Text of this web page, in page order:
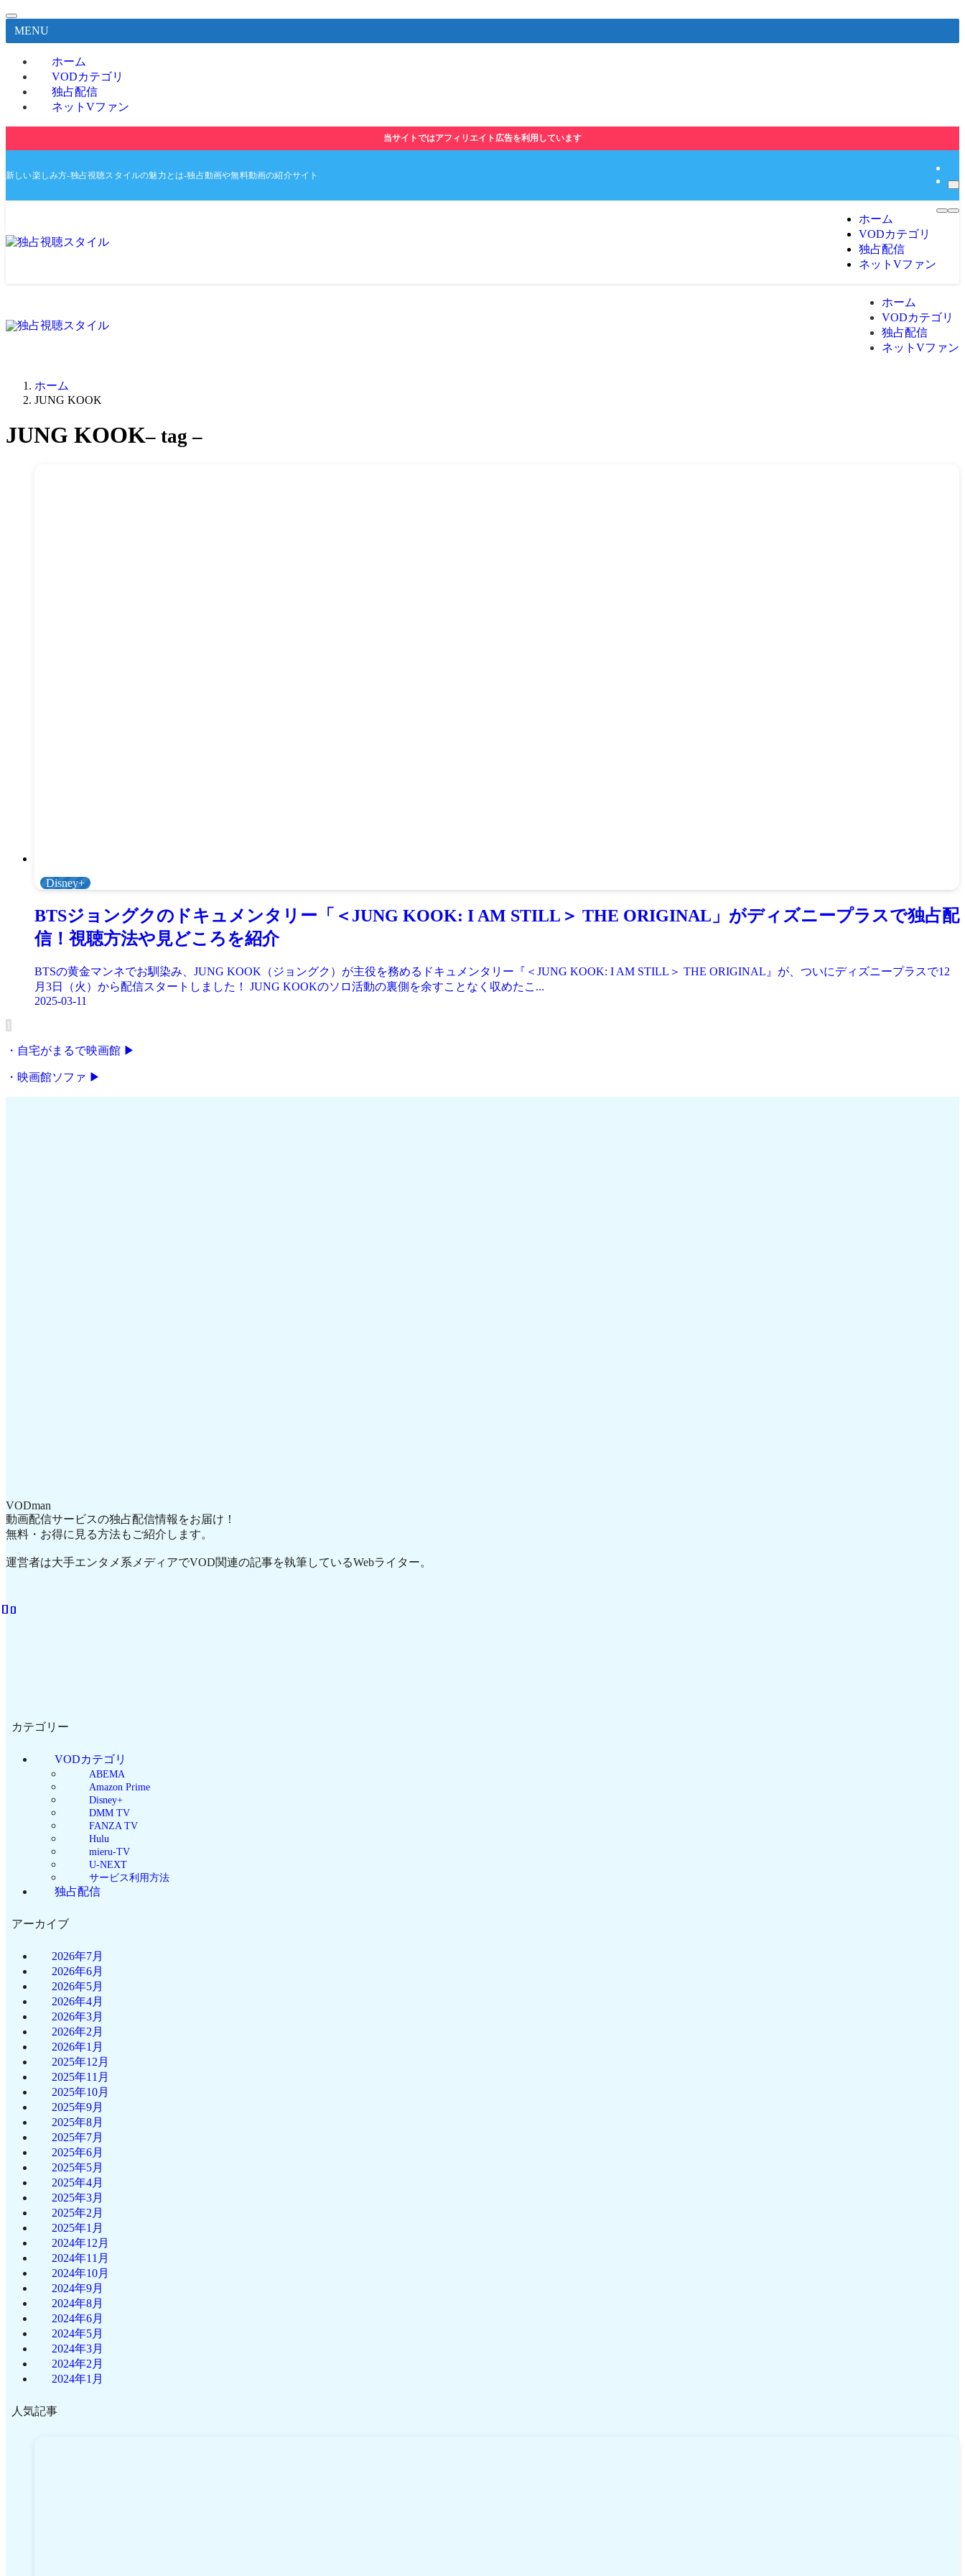
MENU
ホーム
VODカテゴリ
独占配信
ネットVファン
当サイトではアフィリエイト広告を利用しています
新しい楽しみ方-独占視聴スタイルの魅力とは-独占動画や無料動画の紹介サイト
ホーム
VODカテゴリ
独占配信
ネットVファン
ホーム
VODカテゴリ
独占配信
ネットVファン
ホーム
JUNG KOOK
JUNG KOOK– tag –
Disney+
BTSジョングクのドキュメンタリー「＜JUNG KOOK: I AM STILL＞ THE ORIGINAL」がディズニープラスで独占配
信！視聴方法や見どころを紹介
BTSの黄金マンネでお馴染み、JUNG KOOK（ジョングク）が主役を務めるドキュメンタリー『＜JUNG KOOK: I AM STILL＞ THE ORIGINAL』が、ついにディズニープラスで12
月3日（火）から配信スタートしました！ JUNG KOOKのソロ活動の裏側を余すことなく収めたこ...
2025-03-11
1
・自宅がまるで映画館 ▶
・映画館ソファ ▶
VODman
動画配信サービスの独占配信情報をお届け！
無料・お得に見る方法もご紹介します。
運営者は大手エンタメ系メディアでVOD関連の記事を執筆しているWebライター。
カテゴリー
VODカテゴリ
ABEMA
Amazon Prime
Disney+
DMM TV
FANZA TV
Hulu
mieru-TV
U-NEXT
サービス利用方法
独占配信
アーカイブ
2026年7月
2026年6月
2026年5月
2026年4月
2026年3月
2026年2月
2026年1月
2025年12月
2025年11月
2025年10月
2025年9月
2025年8月
2025年7月
2025年6月
2025年5月
2025年4月
2025年3月
2025年2月
2025年1月
2024年12月
2024年11月
2024年10月
2024年9月
2024年8月
2024年6月
2024年5月
2024年3月
2024年2月
2024年1月
人気記事